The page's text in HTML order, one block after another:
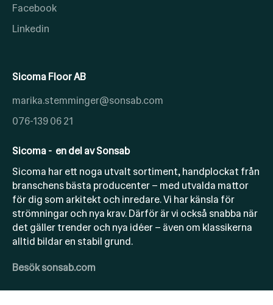
Facebook
Linkedin
Sicoma Floor AB
marika.stemminger@sonsab.com
076-139 06 21
Sicoma - en del av Sonsab
Sicoma har ett noga utvalt sortiment, handplockat från
branschens bästa producenter – med utvalda mattor
för dig som arkitekt och inredare. Vi har känsla för
strömningar och nya krav. Därför är vi också snabba när
det gäller trender och nya idéer – även om klassikerna
alltid bildar en stabil grund.
Besök sonsab.com